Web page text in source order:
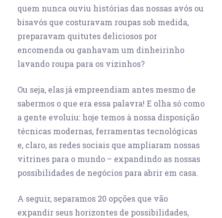
quem nunca ouviu histórias das nossas avós ou
bisavós que costuravam roupas sob medida,
preparavam quitutes deliciosos por
encomenda ou ganhavam um dinheirinho
lavando roupa para os vizinhos?
Ou seja, elas já empreendiam antes mesmo de
sabermos o que era essa palavra! E olha só como
a gente evoluiu: hoje temos à nossa disposição
técnicas modernas, ferramentas tecnológicas
e, claro, as redes sociais que ampliaram nossas
vitrines para o mundo – expandindo as nossas
possibilidades de negócios para abrir em casa.
A seguir, separamos 20 opções que vão
expandir seus horizontes de possibilidades,